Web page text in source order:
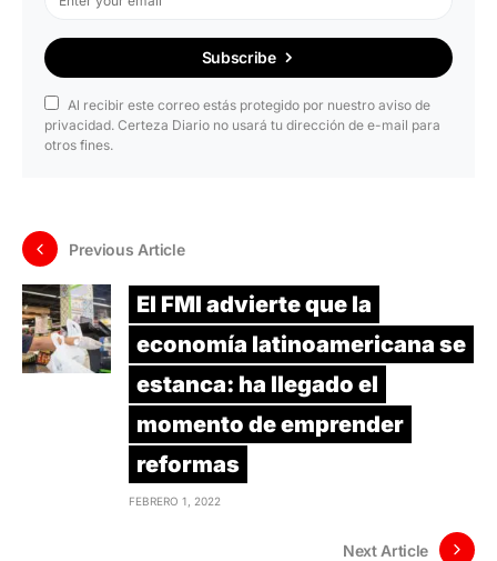
Subscribe
Al recibir este correo estás protegido por nuestro aviso de
privacidad. Certeza Diario no usará tu dirección de e-mail para
otros fines.
Previous Article
El FMI advierte que la
economía latinoamericana se
estanca: ha llegado el
momento de emprender
reformas
FEBRERO 1, 2022
Next Article